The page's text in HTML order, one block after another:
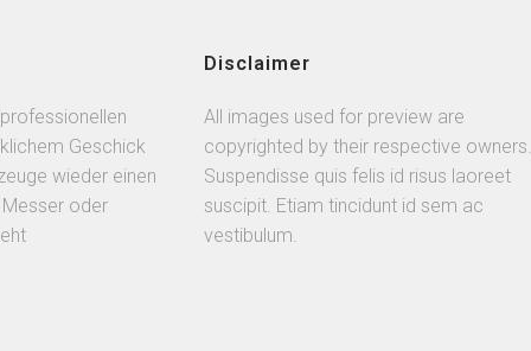
Geschick
wieder einen
oder
Disclaimer
All images used for preview are
copyrighted by their respective owners.
Suspendisse quis felis id risus laoreet
suscipit. Etiam tincidunt id sem ac
vestibulum.